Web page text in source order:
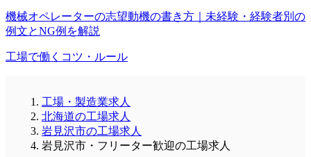
機械オペレーターの志望動機の書き方｜未経験・経験者別の
例文とNG例を解説
工場で働くコツ・ルール
工場・製造業求人
北海道の工場求人
岩見沢市の工場求人
岩見沢市・フリーター歓迎の工場求人